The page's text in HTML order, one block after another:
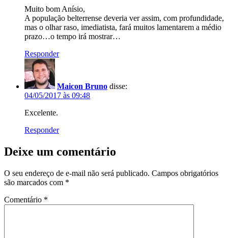
Muito bom Anísio,
A população belterrense deveria ver assim, com profundidade,
mas o olhar raso, imediatista, fará muitos lamentarem a médio
prazo…o tempo irá mostrar…
Responder
Maicon Bruno disse:
04/05/2017 às 09:48
Excelente.
Responder
Deixe um comentário
O seu endereço de e-mail não será publicado. Campos obrigatórios
são marcados com *
Comentário *